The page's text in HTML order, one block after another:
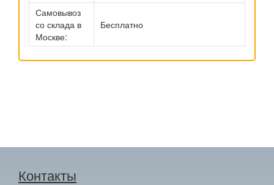
Самовывоз
со склада в
Москве:
Бесплатно
Контакты